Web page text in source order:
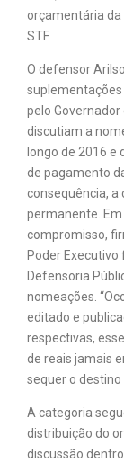
orçamentária da
STF.
O defensor
pelo
discutiam a
longo de 2016 e
de pagamento
consequência,
permanente.
compromisso,
Poder
Defensoria
nomeações.
editado e
respectivas,
de reais jamais
sequer o destino
A categoria
distribuição do
discussão